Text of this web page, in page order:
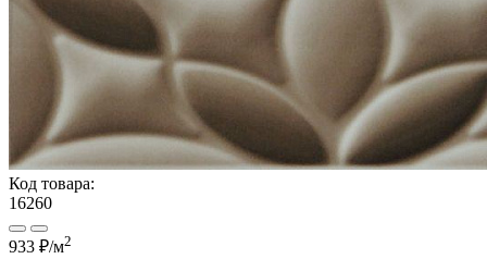
Код товара:
16260
933 ₽/м2